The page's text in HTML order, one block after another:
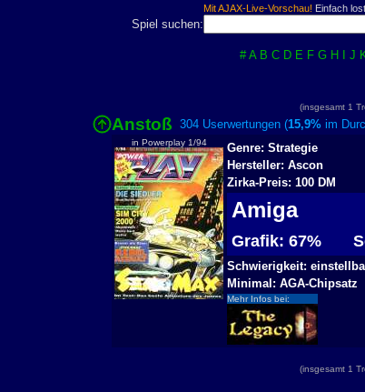
Mit AJAX-Live-Vorschau! Einfach
Spiel suchen:
# A B C D E F G H J
(insgesamt 1
Anstoß 304 Userwertungen (15,9% im
in Powerplay 1/94
Genre: Strategie
Hersteller: Ascon
Zirka-Preis: 100 DM
Amiga
Grafik: 67%
Schwierigkeit:
Minimal: AGA-Chipsatz
Mehr Infos bei:
(insgesamt 1